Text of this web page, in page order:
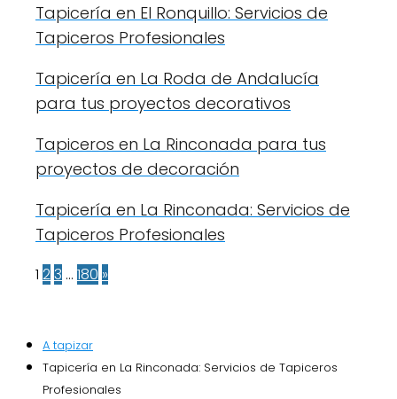
Tapicería en El Ronquillo: Servicios de
Tapiceros Profesionales
Tapicería en La Roda de Andalucía
para tus proyectos decorativos
Tapiceros en La Rinconada para tus
proyectos de decoración
Tapicería en La Rinconada: Servicios de
Tapiceros Profesionales
1 23 … 180 »
A tapizar
Tapicería en La Rinconada: Servicios de Tapiceros
Profesionales